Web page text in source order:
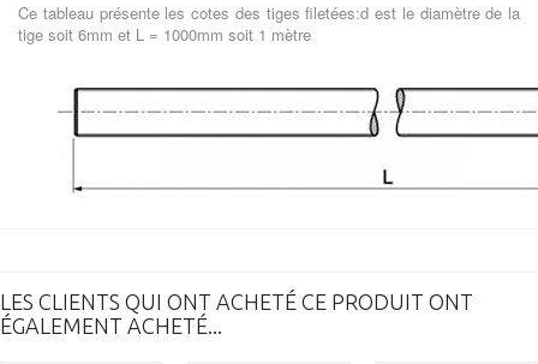
Ce tableau présente les cotes des tiges filetées:d est le diamètre de la
tige soit 6mm et L = 1000mm soit 1 mètre
LES CLIENTS QUI ONT ACHETÉ CE PRODUIT ONT
ÉGALEMENT ACHETÉ...